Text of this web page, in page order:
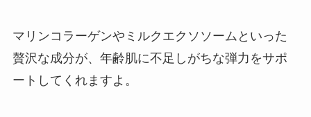
マリンコラーゲンやミルクエクソソームといった
贅沢な成分が、年齢肌に不足しがちな弾力をサポ
ートしてくれますよ。